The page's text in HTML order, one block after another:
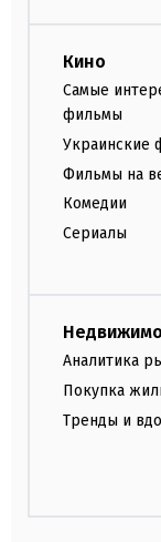
Кино
Самые
фильмы
Украинские
Фильмы на
Комедии
Сериалы
Аналитика
Покупка
Тренды и